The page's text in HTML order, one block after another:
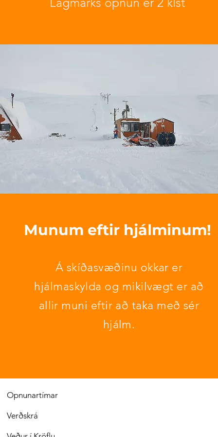
Munum eftir hjálminum!
​Á skíðasvæðinu okkar er
hjálmaskylda og mikilvægt er að
allir muni eftir að taka með sér
hjálm.
Opnunartímar
Verðskrá